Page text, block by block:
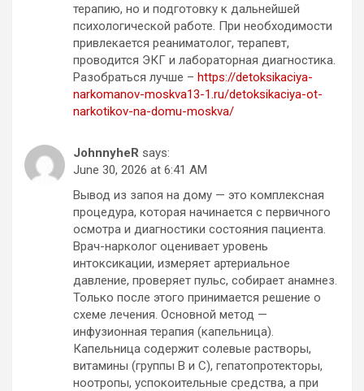
терапию, но и подготовку к дальнейшей
психологической работе. При необходимости
привлекается реаниматолог, терапевт,
проводится ЭКГ и лабораторная диагностика.
Разобраться лучше – https://detoksikaciya-
narkomanov-moskva13-1.ru/detoksikaciya-ot-
narkotikov-na-domu-moskva/
JohnnyheR says:
June 30, 2026 at 6:41 AM
Вывод из запоя на дому — это комплексная
процедура, которая начинается с первичного
осмотра и диагностики состояния пациента.
Врач-нарколог оценивает уровень
интоксикации, измеряет артериальное
давление, проверяет пульс, собирает анамнез.
Только после этого принимается решение о
схеме лечения. Основной метод —
инфузионная терапия (капельница).
Капельница содержит солевые растворы,
витамины (группы B и C), гепатопротекторы,
ноотропы, успокоительные средства, а при